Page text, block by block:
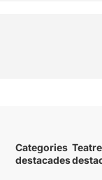
Categories
destacades